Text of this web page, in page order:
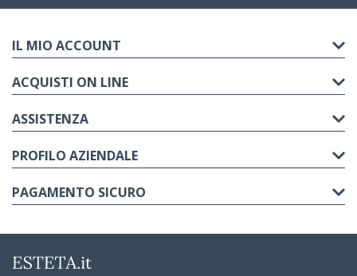
IL MIO ACCOUNT
ACQUISTI ON LINE
ASSISTENZA
PROFILO AZIENDALE
PAGAMENTO SICURO